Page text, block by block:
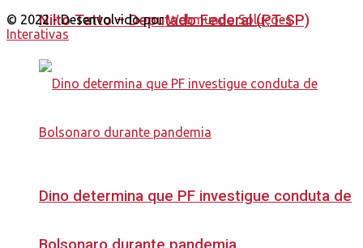
Nilto Tatto – Deputado Federal (PT-SP)
Dino determina que PF investigue conduta de
© 2022 - Desenvolvido porWebmundo Soluções
Interativas